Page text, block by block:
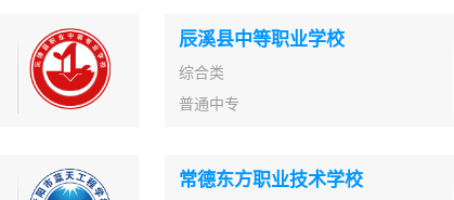
辰溪县中等职业学校
综合类
普通中专
常德东方职业技术学校